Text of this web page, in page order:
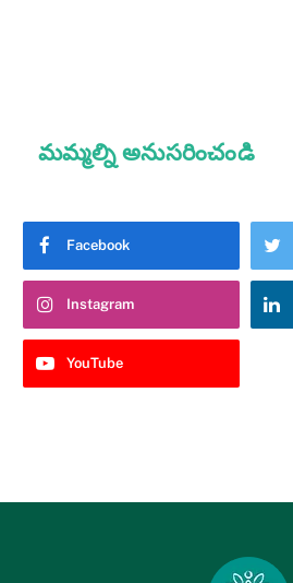
మమ్మల్ని అనుసరించండి
Facebook
Instagram
YouTube